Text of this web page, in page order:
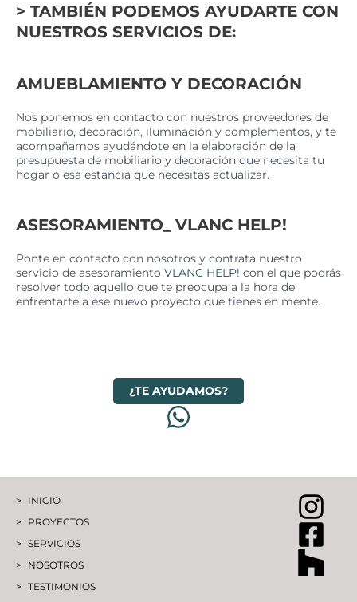
> TAMBIÉN PODEMOS AYUDARTE CON
NUESTROS SERVICIOS DE:
AMUEBLAMIENTO Y DECORACIÓN
Nos ponemos en contacto con nuestros proveedores de
mobiliario, decoración, iluminación y complementos, y te
acompañamos ayudándote en la elaboración de la
presupuesta de mobiliario y decoración que necesita tu
hogar o esa estancia que necesitas actualizar.
ASESORAMIENTO_ VLANC HELP!
Ponte en contacto con nosotros y contrata nuestro
servicio de asesoramiento VLANC HELP! con el que podrás
resolver todo aquello que te preocupa a la hora de
enfrentarte a ese nuevo proyecto que tienes en mente.
¿TE AYUDAMOS?
INICIO
PROYECTOS
SERVICIOS
NOSOTROS
TESTIMONIOS